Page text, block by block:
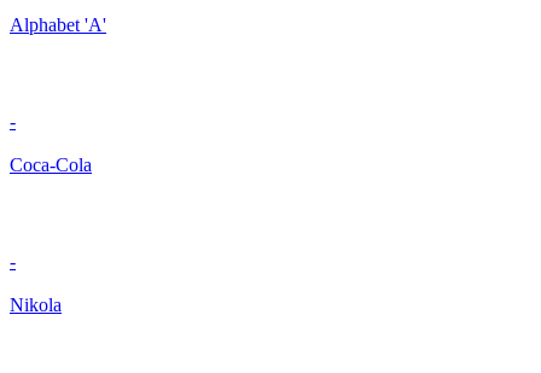
Alphabet 'A'
-
Coca-Cola
-
Nikola